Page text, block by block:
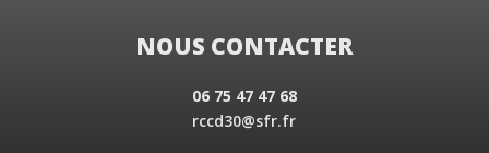
NOUS CONTACTER
06 75 47 47 68
rccd30@sfr.fr